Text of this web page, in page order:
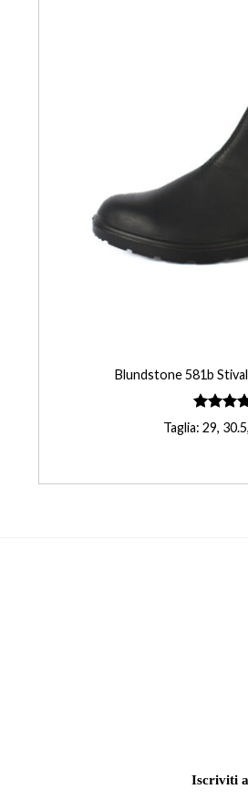
Blundstone 581b
Valutato
4.75su 5
Taglia: 29,
Iscriviti